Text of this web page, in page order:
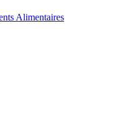
Alimentaires